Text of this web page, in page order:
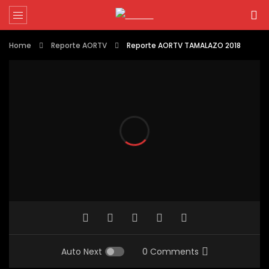
Home Reporte AORTV Reporte AORTV TAMALAZO 2018
Auto Next 0 Comments